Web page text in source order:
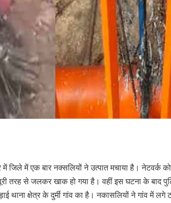
में जिले में एक बार नक्सलियों ने उत्पात मचाया है। नेटवर्क
तरह से जलकर खाक हो गया है। वहीं इस घटना के बाद
थाना क्षेत्र के दुर्मी गांव का है। नकासलियों ने गांव में